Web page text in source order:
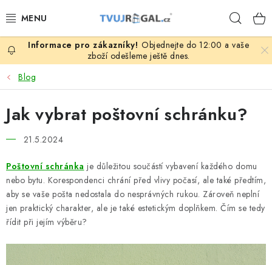
na
ZBOŽÍ ZA NÁKUPNÍ CENY
REGÁLY PODLE ROZMĚRŮ MATERIÁLU A SÉRIÍ
NEREZOVÉ A GASTRO PRODUKTY
KOVOVÉ STOLOVÉ NOHY
ZAHRADA, OKOLÍ DOMU
DŮM, BYT
FIRMA, GARÁŽ, DÍLNA, SKLEP
Objednejte do 12:00 a vaše
zboží odešleme ještě dnes.
Blog
Jak vybrat poštovní schránku?
21.5.2024
Poštovní schránka je důležitou součástí vybavení každého domu
nebo bytu. Korespondenci chrání před vlivy počasí, ale také předtím,
aby se vaše pošta nedostala do nesprávných rukou. Zároveň neplní
jen praktický charakter, ale je také estetickým doplňkem. Čím se tedy
řídit při jejím výběru?